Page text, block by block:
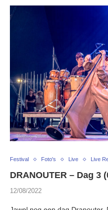
Festival Foto's Live Live
DRANOUTER – Dag 3
12/08/2022